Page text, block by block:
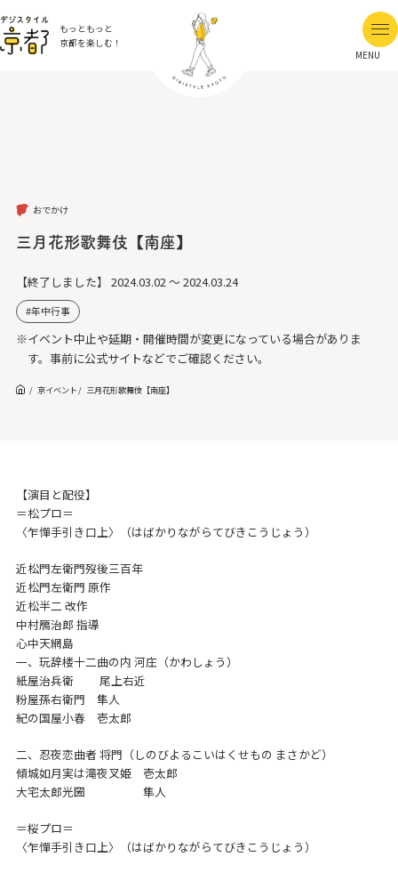
もっともっと
京都を楽しむ！
MENU
おでかけ
三月花形歌舞伎【南座】
【終了しました】 2024.03.02 ～ 2024.03.24
年中行事
※イベント中止や延期・開催時間が変更になっている場合がありま
す。事前に公式サイトなどでご確認ください。
京イベント 三月花形歌舞伎【南座】
【演目と配役】
＝松プロ＝
〈乍憚手引き口上〉（はばかりながらてびきこうじょう）
近松門左衛門歿後三百年
近松門左衛門 原作
近松半二 改作
中村鴈治郎 指導
心中天網島
一、玩辞楼十二曲の内 河庄（かわしょう）
紙屋治兵衛 尾上右近
粉屋孫右衛門 隼人
紀の国屋小春 壱太郎
二、忍夜恋曲者 将門（しのびよるこいはくせもの まさかど）
傾城如月実は滝夜叉姫 壱太郎
大宅太郎光圀 隼人
＝桜プロ＝
〈乍憚手引き口上〉（はばかりながらてびきこうじょう）